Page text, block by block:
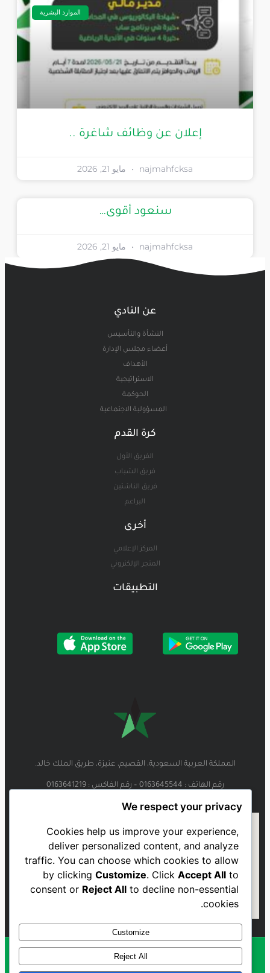
الموارد البشرية
إعلان عن وظائف شاغرة ..
najmahfcksa مايو 21, 2026
سنعود أقوى…
najmahfcksa مايو 21, 2026
عن النادي
النشأة والتأسيس
أعضاء مجلس الإدارة
الأهداف
الاستراتيجية
الحوكمة
المسؤولية الاجتماعية
كرة القدم
الفريق الأول
فريق الشباب
فريق الناشئين
البراعم
أخرى
المركز الإعلامي
المتجر الإلكتروني
التطبيقات
المملكة العربية السعودية، القصيم، عنيزة، طريق الملك خالد.
رقم الهاتف : 0163645544 – رقم الفاكس : 0163641219
Al Najmah FC - 2023
We respect your privacy
Cookies help us improve your experience,
deliver personalized content, and analyze
traffic. You can choose which cookies to allow
by clickingCustomize. ClickAccept All to
consent or Reject All to decline non-essential
cookies.
Customize
Reject All